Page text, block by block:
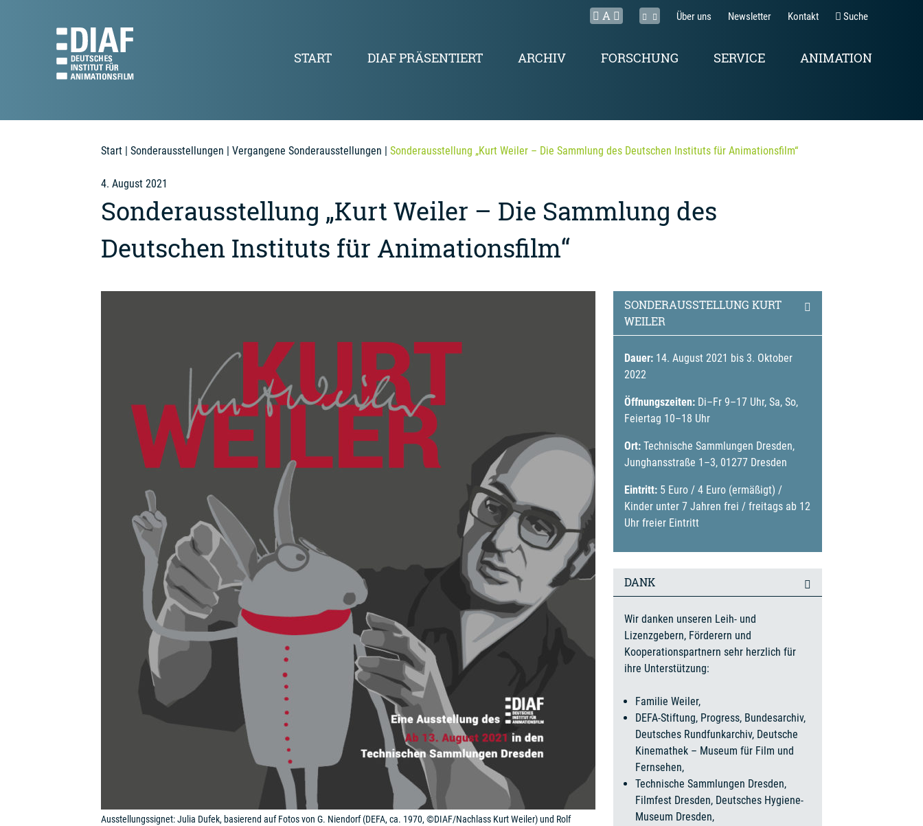
A Über uns Newsletter Kontakt Suche
START DIAF PRÄSENTIERT ARCHIV FORSCHUNG SERVICE ANIMATION
Start | Sonderausstellungen | Vergangene Sonderausstellungen | Sonderausstellung „Kurt Weiler – Die Sammlung des Deutschen Instituts für Animationsfilm“
4. August 2021
Sonderausstellung „Kurt Weiler – Die Sammlung des
Deutschen Instituts für Animationsfilm“
Ausstellungssignet: Julia Dufek, basierend auf Fotos von G. Niendorf (DEFA, ca. 1970, ©DIAF/Nachlass Kurt Weiler) und Rolf
SONDERAUSSTELLUNG KURT
WEILER
Dauer: 14. August 2021 bis 3. Oktober
2022
Öffnungszeiten: Di–Fr 9–17 Uhr, Sa, So,
Feiertag 10–18 Uhr
Ort: Technische Sammlungen Dresden,
Junghansstraße 1–3, 01277 Dresden
Eintritt: 5 Euro / 4 Euro (ermäßigt) /
Kinder unter 7 Jahren frei / freitags ab 12
Uhr freier Eintritt
DANK
Wir danken unseren Leih- und
Lizenzgebern, Förderern und
Kooperationspartnern sehr herzlich für
ihre Unterstützung:
Familie Weiler,
DEFA-Stiftung, Progress, Bundesarchiv,
Deutsches Rundfunkarchiv, Deutsche
Kinemathek – Museum für Film und
Fernsehen,
Technische Sammlungen Dresden,
Filmfest Dresden, Deutsches Hygiene-
Museum Dresden,